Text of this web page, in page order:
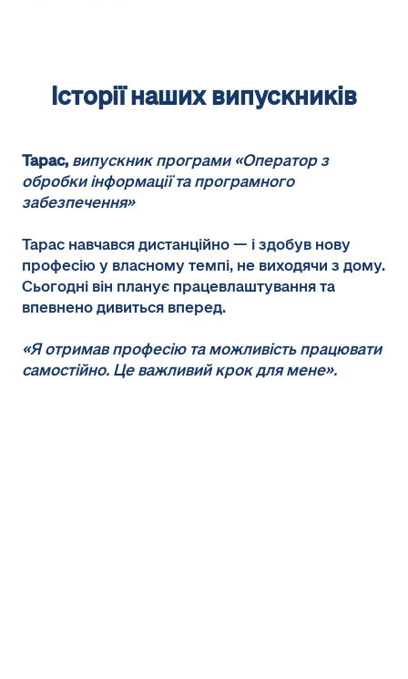
Історії наших випускників
Тарас, випускник програми «Оператор з
обробки інформації та програмного
забезпечення»
Тарас навчався дистанційно — і здобув нову
професію у власному темпі, не виходячи з дому.
Сьогодні він планує працевлаштування та
впевнено дивиться вперед.
«Я отримав професію та можливість працювати
самостійно. Це важливий крок для мене».